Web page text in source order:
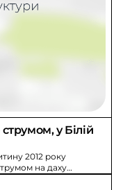
у Білій
2012 року
на даху
Білій Церкві.